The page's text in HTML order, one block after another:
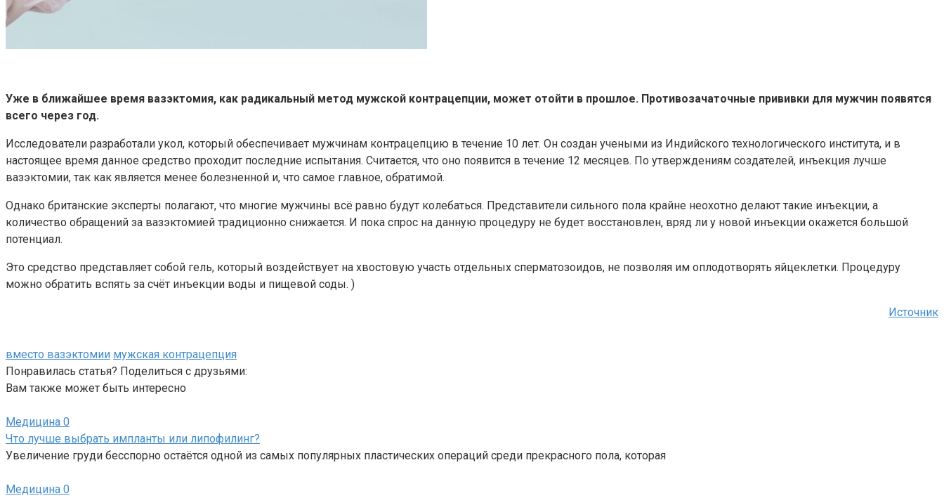
Уже в ближайшее время вазэктомия, как радикальный метод мужской контрацепции, может отойти в прошлое. Противозачаточные прививки для мужчин появятся
всего через год.
Исследователи разработали укол, который обеспечивает мужчинам контрацепцию в течение 10 лет. Он создан учеными из Индийского технологического института, и в
настоящее время данное средство проходит последние испытания. Считается, что оно появится в течение 12 месяцев. По утверждениям создателей, инъекция лучше
вазэктомии, так как является менее болезненной и, что самое главное, обратимой.
Однако британские эксперты полагают, что многие мужчины всё равно будут колебаться. Представители сильного пола крайне неохотно делают такие инъекции, а
количество обращений за вазэктомией традиционно снижается. И пока спрос на данную процедуру не будет восстановлен, вряд ли у новой инъекции окажется большой
потенциал.
Это средство представляет собой гель, который воздействует на хвостовую участь отдельных сперматозоидов, не позволяя им оплодотворять яйцеклетки. Процедуру
можно обратить вспять за счёт инъекции воды и пищевой соды. )
Источник
вместо вазэктомии мужская контрацепция
Понравилась статья? Поделиться с друзьями:
Вам также может быть интересно
Медицина 0
Что лучше выбрать импланты или липофилинг?
Увеличение груди бесспорно остаётся одной из самых популярных пластических операций среди прекрасного пола, которая
Медицина 0